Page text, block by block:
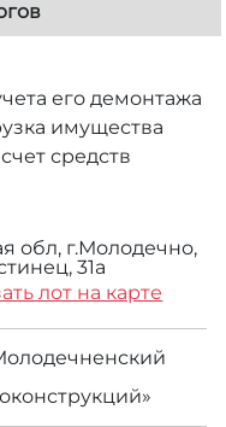
его демонтажа
имущества
средств
обл, г.Молодечно,
31а
лот на карте